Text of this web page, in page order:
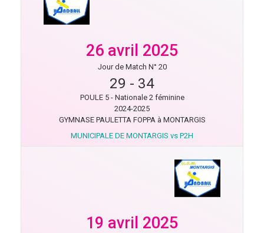
26 avril 2025
Jour de Match N° 20
29 - 34
POULE 5 - Nationale 2 féminine
2024-2025
GYMNASE PAULETTA FOPPA à MONTARGIS
MUNICIPALE DE MONTARGIS vs P2H
19 avril 2025